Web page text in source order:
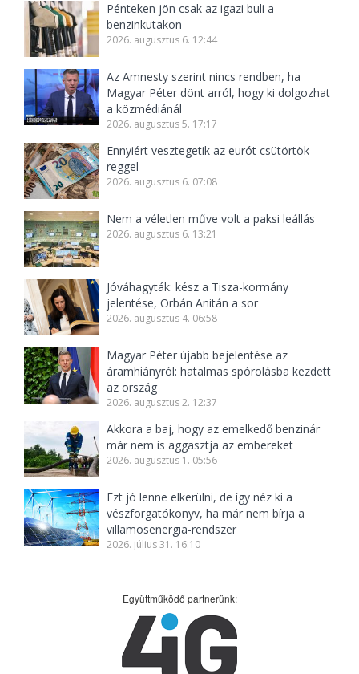
Pénteken jön csak az igazi buli a
benzinkutakon
2026. augusztus 6. 12:44
Az Amnesty szerint nincs rendben, ha
Magyar Péter dönt arról, hogy ki dolgozhat
a közmédiánál
2026. augusztus 5. 17:17
Ennyiért vesztegetik az eurót csütörtök
reggel
2026. augusztus 6. 07:08
Nem a véletlen műve volt a paksi leállás
2026. augusztus 6. 13:21
Jóváhagyták: kész a Tisza-kormány
jelentése, Orbán Anitán a sor
2026. augusztus 4. 06:58
Magyar Péter újabb bejelentése az
áramhiányról: hatalmas spórolásba kezdett
az ország
2026. augusztus 2. 12:37
Akkora a baj, hogy az emelkedő benzinár
már nem is aggasztja az embereket
2026. augusztus 1. 05:56
Ezt jó lenne elkerülni, de így néz ki a
vészforgatókönyv, ha már nem bírja a
villamosenergia-rendszer
2026. július 31. 16:10
Együttműködő partnerünk: